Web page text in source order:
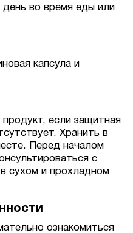
день во время еды или
капсула и
если защитная
Хранить в
Перед началом
с
сухом и прохладном
ознакомиться